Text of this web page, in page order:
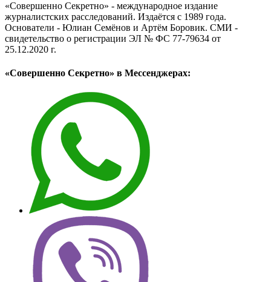
«Совершенно Секретно» - международное издание
журналистских расследований. Издаётся с 1989 года.
Основатели - Юлиан Семёнов и Артём Боровик. CМИ -
свидетельство о регистрации ЭЛ № ФС 77-79634 от
25.12.2020 г.
«Совершенно Секретно» в Мессенджерах: